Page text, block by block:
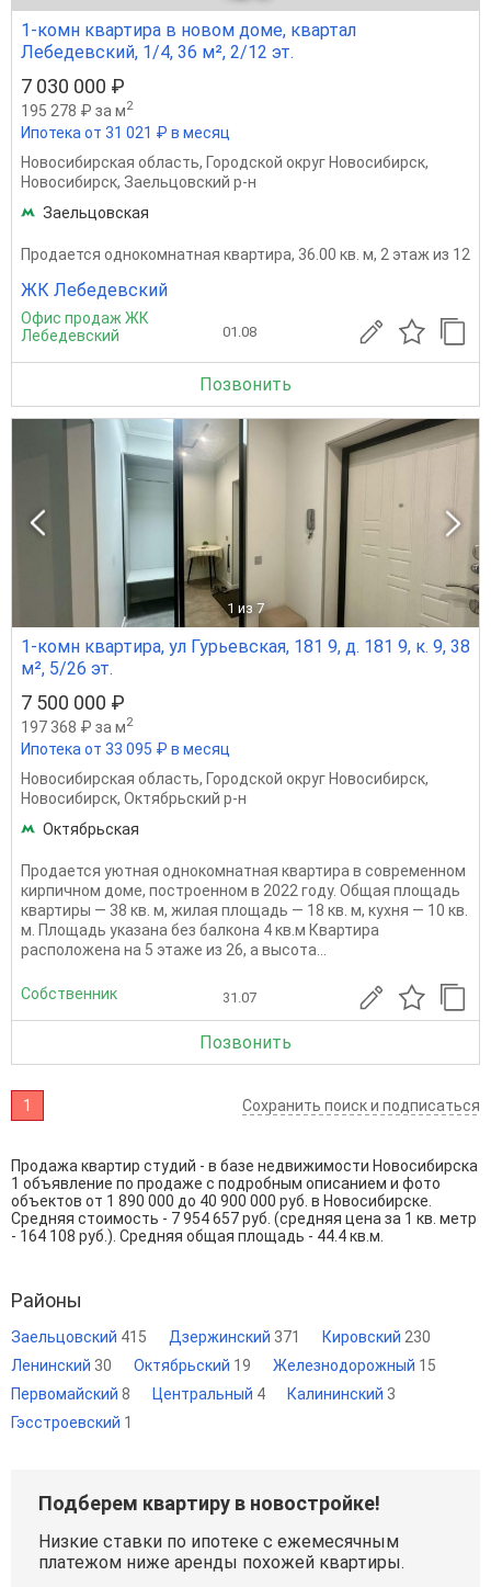
1-комн квартира в новом доме, квартал
Лебедевский, 1/4, 36 м², 2/12 эт.
7 030 000 ₽
195 278 ₽ за м2
Ипотека от 31 021 ₽ в месяц
Новосибирская область, Городской округ Новосибирск,
Новосибирск, Заельцовский р-н
Заельцовская
Продается однокомнатная квартира, 36.00 кв. м, 2 этаж из 12
ЖК Лебедевский
Офис продаж ЖК
Лебедевский
01.08
Позвонить
1 из 7
1-комн квартира, ул Гурьевская, 181 9, д. 181 9, к. 9, 38
м², 5/26 эт.
7 500 000 ₽
197 368 ₽ за м2
Ипотека от 33 095 ₽ в месяц
Новосибирская область, Городской округ Новосибирск,
Новосибирск, Октябрьский р-н
Октябрьская
Продается уютная однокомнатная квартира в современном
кирпичном доме, построенном в 2022 году. Общая площадь
квартиры — 38 кв. м, жилая площадь — 18 кв. м, кухня — 10 кв.
м. Площадь указана без балкона 4 кв.м Квартира
расположена на 5 этаже из 26, а высота...
Собственник 31.07
Позвонить
1 Сохранить поиск и подписаться
Продажа квартир студий - в базе недвижимости Новосибирска
1 объявление по продаже с подробным описанием и фото
объектов от 1 890 000 до 40 900 000 руб. в Новосибирске.
Средняя стоимость - 7 954 657 руб. (средняя цена за 1 кв. метр
- 164 108 руб.). Средняя общая площадь - 44.4 кв.м.
Районы
Заельцовский 415 Дзержинский 371 Кировский 230
Ленинский 30 Октябрьский 19 Железнодорожный 15
Первомайский 8 Центральный 4 Калининский 3
Гэсстроевский 1
Подберем квартиру в новостройке!
Низкие ставки по ипотеке с ежемесячным
платежом ниже аренды похожей квартиры.